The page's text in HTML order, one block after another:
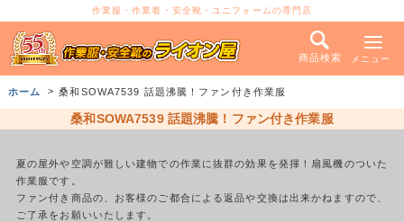
作業服・作業着・安全靴・ユニフォームの専門店
商品検索 メニュー
ホーム 桑和SOWA7539 話題沸騰！ファン付き作業服
桑和SOWA7539 話題沸騰！ファン付き作業服
夏の屋外や空調が難しい建物での作業に抜群の効果を発揮！扇風機のついた
作業服です。
ファン付き商品の、お客様のご都合による返品や交換は出来かねますので、
ご了承をお願いいたします。